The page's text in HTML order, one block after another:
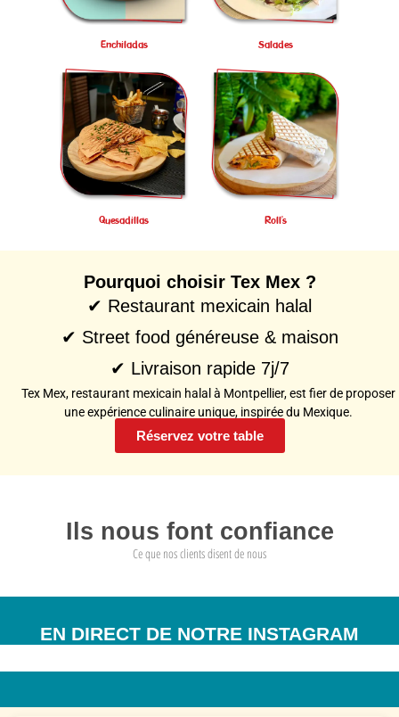
Enchiladas Salades
Quesadillas Roll’s
Pourquoi choisir Tex Mex ?
✔ Restaurant mexicain halal
✔ Street food généreuse & maison
✔ Livraison rapide 7j/7
Tex Mex, restaurant mexicain halal à Montpellier, est fier de proposer
une expérience culinaire unique, inspirée du Mexique.
Réservez votre table
Ils nous font confiance
Ce que nos clients disent de nous
EN DIRECT DE NOTRE INSTAGRAM